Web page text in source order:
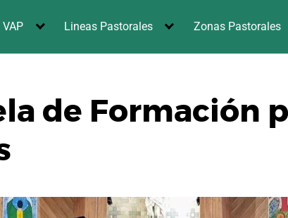
VAP Lineas Pastorales Zonas Pastorales
de Formación